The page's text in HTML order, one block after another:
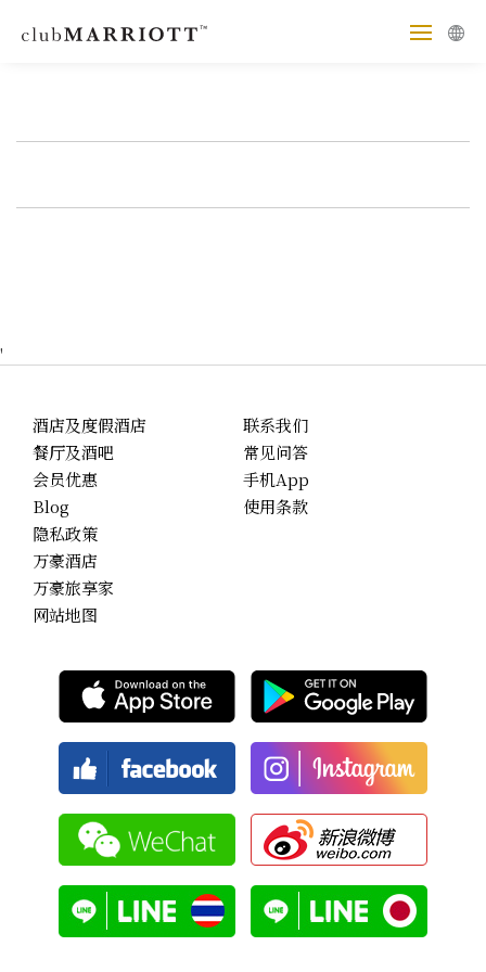
'
酒店及度假酒店
餐厅及酒吧
会员优惠
Blog
联系我们
常见问答
手机App
使用条款
隐私政策
万豪酒店
万豪旅享家
网站地图